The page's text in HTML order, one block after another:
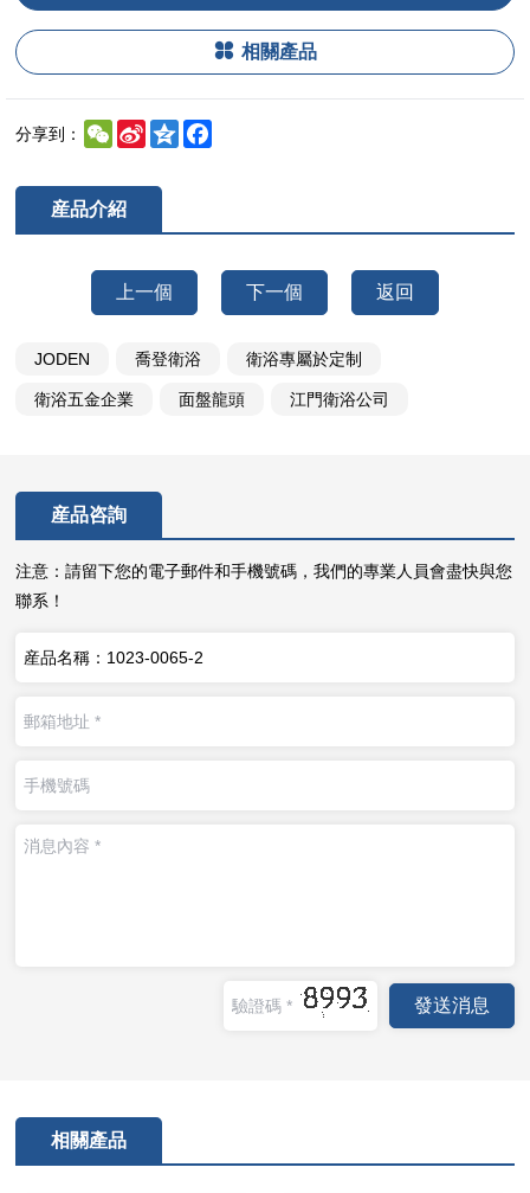
相關產品
分享到： WeChat
Sina
Weibo
Qzone
産品介紹
上一個 下一個 返回
JODEN 喬登衛浴 衛浴專屬於定制
衛浴五金企業 面盤龍頭 江門衛浴公司
産品咨詢
注意：請留下您的電子郵件和手機號碼，我們的專業人員會盡快與您
聯系！
相關產品